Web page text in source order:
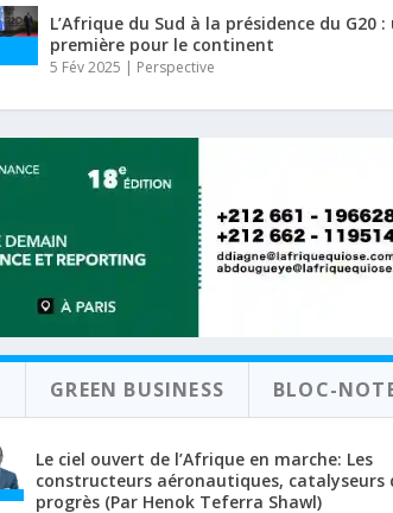
L’Afrique du Sud à la présidence du G20 :
première pour le continent
5 Fév 2025 | Perspective
GREEN BUSINESS BLOC-
Le ciel ouvert de l’Afrique en marche: Les
constructeurs aéronautiques, catalyseurs
progrès (Par Henok Teferra Shawl)